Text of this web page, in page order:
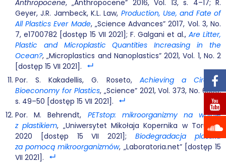
Anthropocene, „Anthropocene” 2016, Vol. 13, s. 4–17; R.
Geyer, J.R. Jambeck, K.L. Law, Production, Use, and Fate of
All Plastics Ever Made, „Science Advances” 2017, Vol. 3, No.
7, e1700782 [dostęp 15 VII 2021]; F. Galgani et al., Are Litter,
Plastic and Microplastic Quantities Increasing in the
Ocean?, „Microplastics and Nanoplastics” 2021, Vol. 1, No. 2
[dostęp 15 VII 2021].
Por. S. Kakadellis, G. Roseto, Achieving a Circular
Bioeconomy for Plastics, „Science” 2021, Vol. 373, No. 6550,
s. 49–50 [dostęp 15 VII 2021].
Por. M. Behrendt, PETstop: mikroorganizmy na wojnie
z plastikiem, „Uniwersytet Mikołaja Kopernika w Toruniu”
2020 [dostęp 15 VII 2021];Biodegradacja plastiku
za pomocą mikroorganizmów, „Laboratoria.net” [dostęp 15
VII 2021].